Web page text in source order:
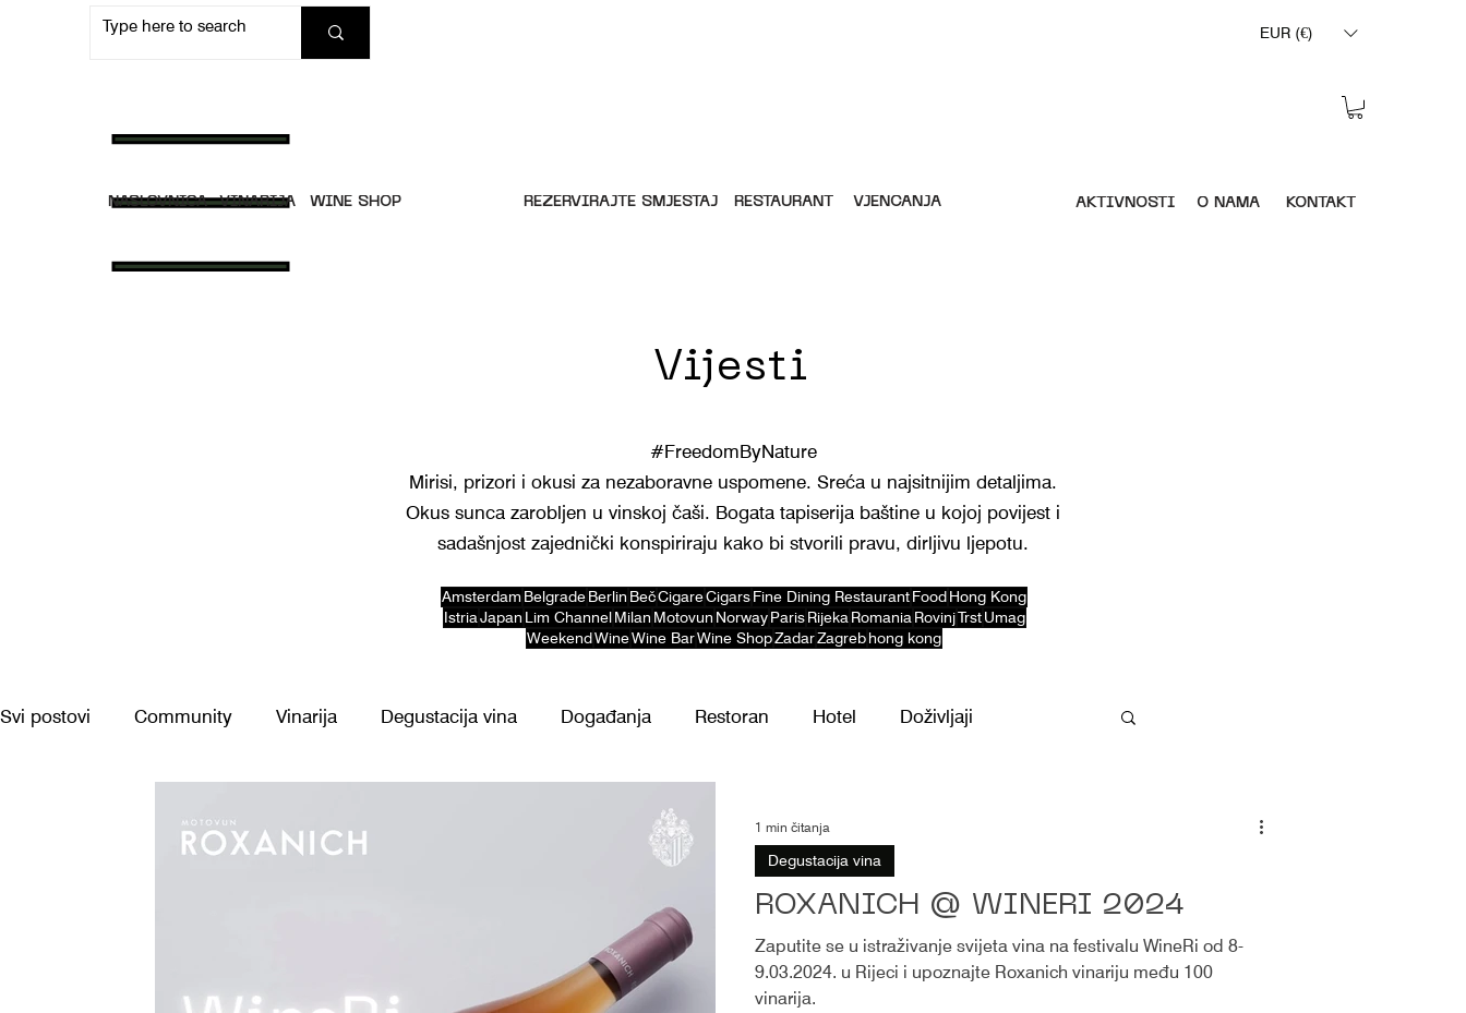
NASLOVNICA VINARIJA WINE SHOP REZERVIRAJTE SMJEŠTAJ RESTAURANT VJENČANJA AKTIVNOSTI O NAMA KONTAKT
EUR (€)
Vijesti
#FreedomByNature
Mirisi, prizori i okusi za nezaboravne uspomene. Sreća u najsitnijim detaljima.
Okus sunca zarobljen u vinskoj čaši. Bogata tapiserija baštine u kojoj povijest i
sadašnjost zajednički konspiriraju kako bi stvorili pravu, dirljivu ljepotu.
AmsterdamBelgradeBerlin BečCigareCigarsFine Dining RestaurantFoodHong Kong
IstriaJapan Lim Channel Milan Motovun Norway Paris Rijeka Romania RovinjTrst Umag
WeekendWineWine BarWine ShopZadarZagrebhong kong
Svi postovi Community Vinarija Degustacija vina Događanja Restoran Hotel Doživljaji
ROXANICH @ WINERI 2024
Zaputite se u istraživanje svijeta vina na festivalu WineRi od 8-
9.03.2024. u Rijeci i upoznajte Roxanich vinariju među 100
vinarija.
Degustacija vina
1 min čitanja